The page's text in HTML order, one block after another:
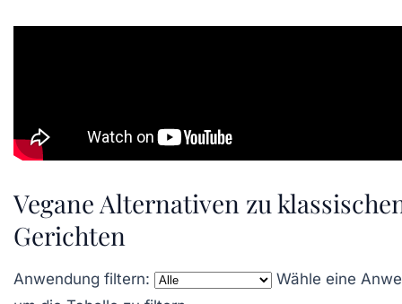
Vegane Alternativen zu
Gerichten
Anwendung filtern:
Wähle eine